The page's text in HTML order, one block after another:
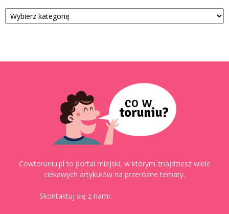
Kategorie
Cowtoruniu.pl to portal miejski, w którym znajdziesz wiele
ciekawych artykułów na przeróżne tematy.
Skontaktuj się z nami: